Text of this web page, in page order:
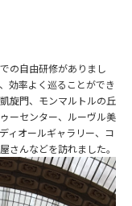
の自由研修がありまし
効率よく巡ることができ
旋門、モンマルトルの丘
ーセンター、ルーヴル美
ィオールギャラリー、コ
さんなどを訪れました。